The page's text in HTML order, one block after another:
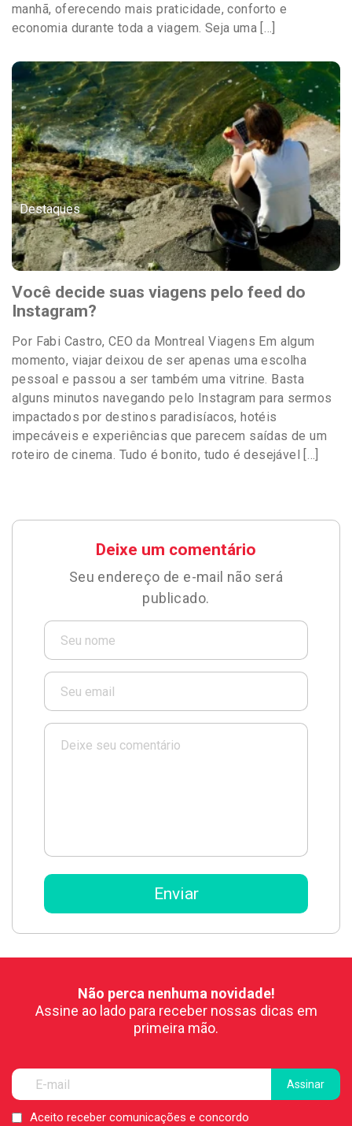
manhã, oferecendo mais praticidade, conforto e
economia durante toda a viagem. Seja uma […]
Destaques
Você decide suas viagens pelo feed do
Instagram?
Por Fabi Castro, CEO da Montreal Viagens Em algum
momento, viajar deixou de ser apenas uma escolha
pessoal e passou a ser também uma vitrine. Basta
alguns minutos navegando pelo Instagram para sermos
impactados por destinos paradisíacos, hotéis
impecáveis e experiências que parecem saídas de um
roteiro de cinema. Tudo é bonito, tudo é desejável […]
Deixe um comentário
Seu endereço de e-mail não será
publicado.
Não perca nenhuma novidade!
Assine ao lado para receber nossas dicas em
primeira mão.
LGPDAceito receber comunicações e concordo